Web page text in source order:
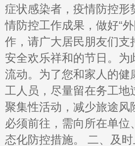
症状感染者，疫情防控
情防控工作成果，做好“
作，请广大居民朋友们
安全欢乐祥和的节日。
流动。为了您和家人的
工人员，尽量留在务工
聚集性活动，减少旅途
必须前往，需向所在单
态化防控措施。 二、及